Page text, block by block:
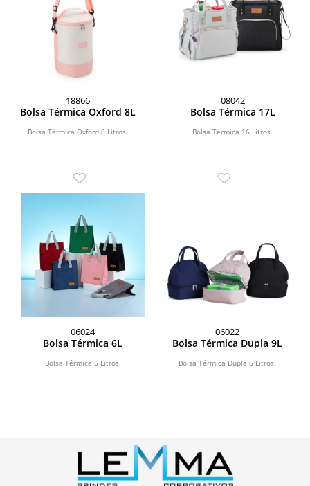
18866
Bolsa Térmica Oxford 8L
Bolsa Térmica Oxford 8 Litros.
08042
Bolsa Térmica 17L
Bolsa Térmica 16 Litros.
06024
Bolsa Térmica 6L
Bolsa Térmica 5 Litros.
06022
Bolsa Térmica Dupla 9L
Bolsa Térmica Dupla 6 Litros.